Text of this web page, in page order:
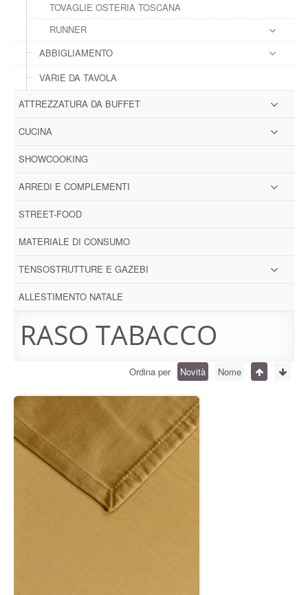
TOVAGLIE OSTERIA TOSCANA
RUNNER
ABBIGLIAMENTO
VARIE DA TAVOLA
ATTREZZATURA DA BUFFET
CUCINA
SHOWCOOKING
ARREDI E COMPLEMENTI
STREET-FOOD
MATERIALE DI CONSUMO
TENSOSTRUTTURE E GAZEBI
ALLESTIMENTO NATALE
RASO TABACCO
Ordina per Novità Nome